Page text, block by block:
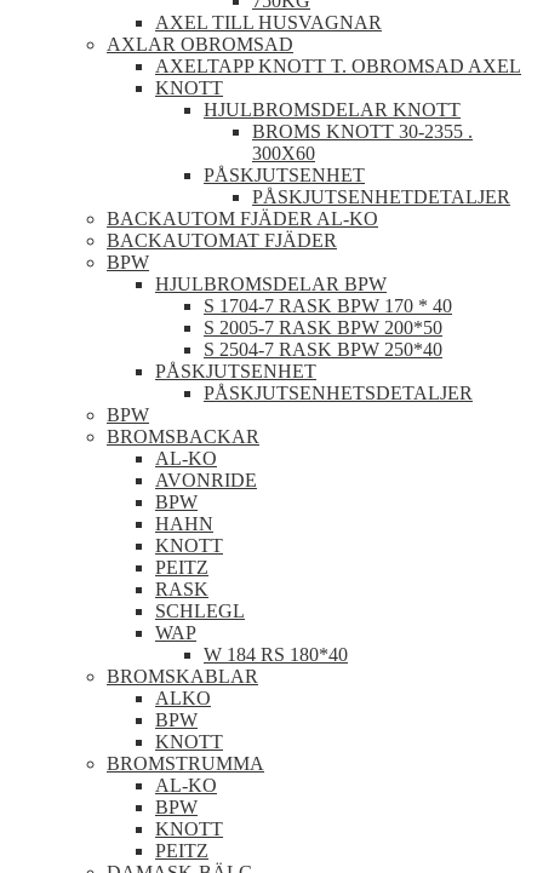
AXEL TILL HUSVAGNAR
AXLAR OBROMSAD
AXELTAPP KNOTT T. OBROMSAD AXEL
KNOTT
HJULBROMSDELAR KNOTT
BROMS KNOTT 30-2355 .
300X60
PÅSKJUTSENHET
PÅSKJUTSENHETDETALJER
BACKAUTOM FJÄDER AL-KO
BACKAUTOMAT FJÄDER
BPW
HJULBROMSDELAR BPW
S 1704-7 RASK BPW 170 * 40
S 2005-7 RASK BPW 200*50
S 2504-7 RASK BPW 250*40
PÅSKJUTSENHET
PÅSKJUTSENHETSDETALJER
BPW
BROMSBACKAR
AL-KO
AVONRIDE
BPW
HAHN
KNOTT
PEITZ
RASK
SCHLEGL
WAP
W 184 RS 180*40
BROMSKABLAR
ALKO
BPW
KNOTT
BROMSTRUMMA
AL-KO
BPW
KNOTT
PEITZ